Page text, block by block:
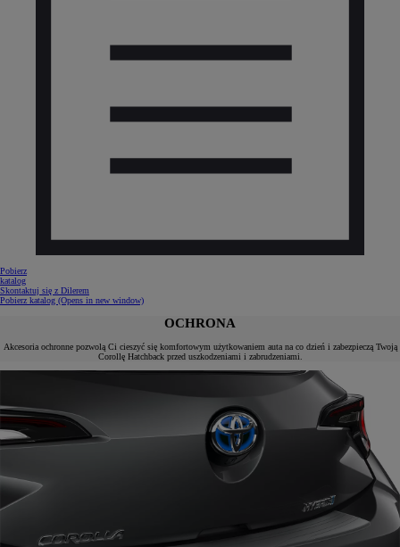
Pobierz
katalog
Skontaktuj się z Dilerem
Pobierz katalog (Opens in new window)
OCHRONA
Akcesoria ochronne pozwolą Ci cieszyć się komfortowym użytkowaniem auta na co dzień i zabezpieczą Twoją
Corollę Hatchback przed uszkodzeniami i zabrudzeniami.